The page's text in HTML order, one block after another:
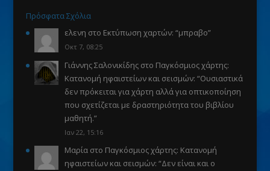
Πρόσφατα Σχόλια
ελενη στο Εκτύπωση χαρτών: “μπραβο”
Οκτ 7, 08:25
Γιάννης Σαλονικίδηςστο Παγκόσμιος χάρτης:
Κατανομή ηφαιστείων και σεισμών: “Ουσιαστικά
δεν πρόκειται για χάρτη αλλά για οπτικοποίηση
που σχετίζεται με δραστηριότητα του βιβλίου
μαθητή.”
Ιαν 22, 15:16
Μαρίαστο Παγκόσμιος χάρτης: Κατανομή
ηφαιστείων και σεισμών: “Δεν είναι και ο